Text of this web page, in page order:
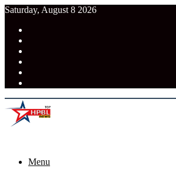
Saturday, August 8 2026
Menu